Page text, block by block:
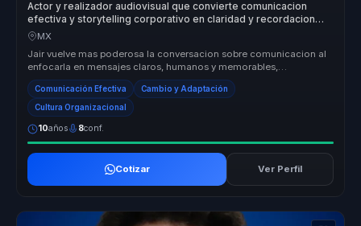
Actor y realizador audiovisual que convierte comunicacion
efectiva y storytelling corporativo en claridad y recordacion
para empresas y equipos.
MX
Jair vuelve mas poderosa la conversacion sobre comunicacion al
enfocarla en mensajes claros, humanos y memorables,
especialmente utiles p...
Comunicación Efectiva Cambio y Adaptación
Cultura Organizacional
10años 8conf.
Cotizar Ver Perfil